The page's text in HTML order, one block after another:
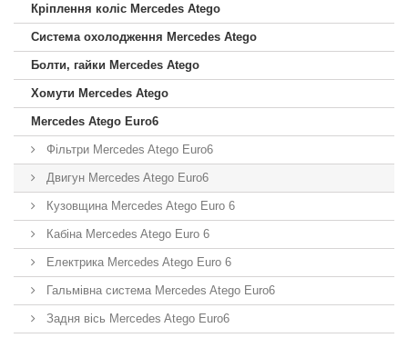
Кріплення коліс Mercedes Atego
Система охолодження Mercedes Atego
Болти, гайки Mercedes Atego
Хомути Mercedes Atego
Mercedes Atego Euro6
Фільтри Mercedes Atego Euro6
Двигун Mercedes Atego Euro6
Кузовщина Mercedes Atego Euro 6
Кабіна Mercedes Atego Euro 6
Електрика Mercedes Atego Euro 6
Гальмівна система Mercedes Atego Euro6
Задня вісь Mercedes Atego Euro6